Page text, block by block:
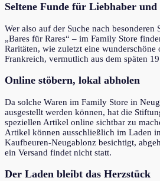
Seltene Funde für Liebhaber und
Wer also auf der Suche nach besonderen
„Bares für Rares“ – im Family Store
Raritäten, wie zuletzt eine
Frankreich, vermutlich aus dem späten
Online stöbern, lokal abholen
Da solche Waren im Family Store in
ausgestellt werden können, hat die
speziellen Artikel online sichtbar zu
Artikel können ausschließlich im Laden
Kaufbeuren-Neugablonz besichtigt,
ein Versand findet nicht statt.
Der Laden bleibt das Herzstück